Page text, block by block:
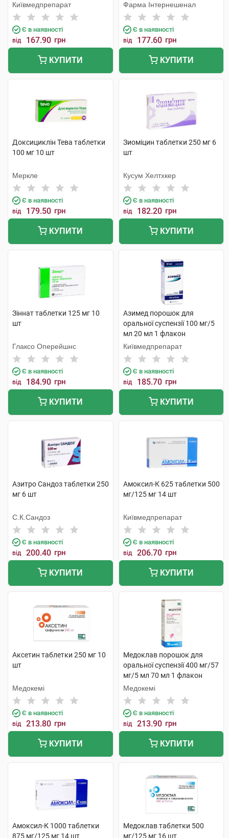
Київмедпрепарат
Є в наявності
від 167.90 грн
КУПИТИ
Фарма Інтернешенал
Є в наявності
від 177.60 грн
КУПИТИ
Доксициклін Тева таблетки
100 мг 10 шт
Меркле
Є в наявності
від 179.50 грн
КУПИТИ
Зиоміцин таблетки 250 мг 6
шт
Кусум Хелтхкер
Є в наявності
від 182.20 грн
КУПИТИ
Зіннат таблетки 125 мг 10
шт
Глаксо Оперейшнс
Є в наявності
від 184.90 грн
КУПИТИ
Азимед порошок для
оральної суспензії 100 мг/5
мл 20 мл 1 флакон
Київмедпрепарат
Є в наявності
від 185.70 грн
КУПИТИ
Азитро Сандоз таблетки 250
мг 6 шт
С.К.Сандоз
Є в наявності
від 200.40 грн
КУПИТИ
Амоксил-К 625 таблетки 500
мг/125 мг 14 шт
Київмедпрепарат
Є в наявності
від 206.70 грн
КУПИТИ
Аксетин таблетки 250 мг 10
шт
Медокемі
Є в наявності
від 213.80 грн
КУПИТИ
Медоклав порошок для
оральної суспензії 400 мг/57
мг/5 мл 70 мл 1 флакон
Медокемі
Є в наявності
від 213.90 грн
КУПИТИ
Амоксил-К 1000 таблетки
875 мг/125 мг 14 шт
Медоклав таблетки 500
мг/125 мг 16 шт